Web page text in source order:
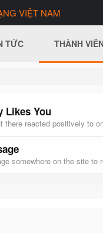
VIỆT NAM
TỨC THÀNH
Likes You
there reacted positively to
somewhere on the site to